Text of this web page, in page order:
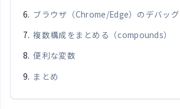
ブラウザ（Chrome/Edge）のデバッグ
複数構成をまとめる（compounds）
便利な変数
まとめ